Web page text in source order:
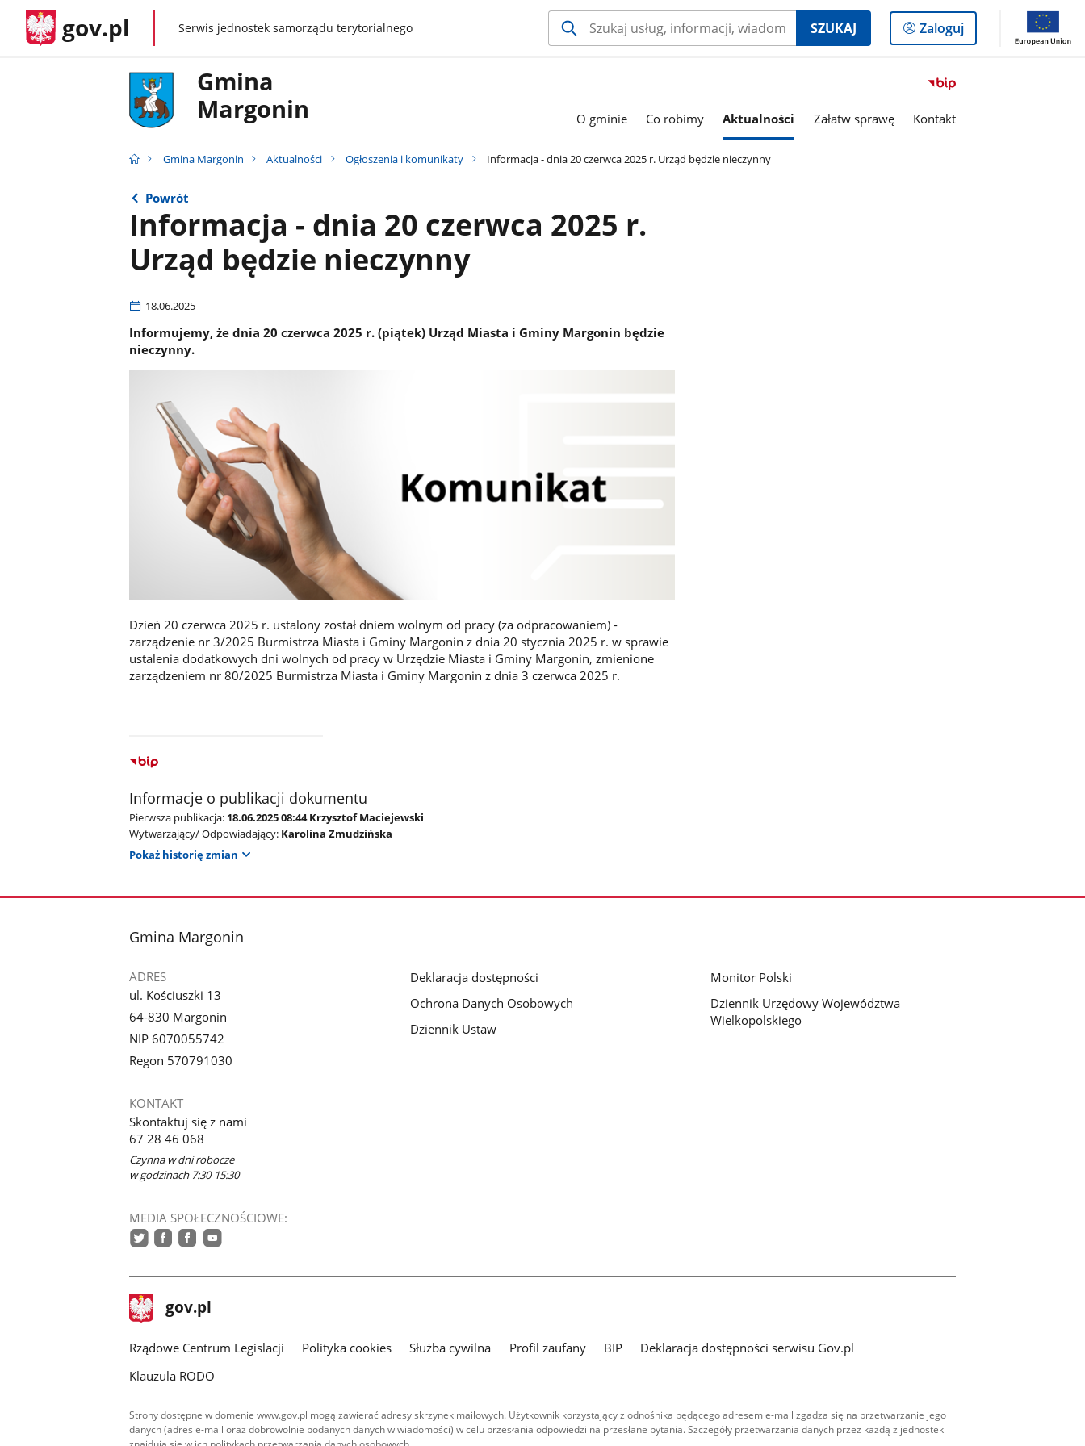
gov.pl gov.plSerwis jednostek samorządu terytorialnego SZUKAJ
Logowanie
do
Zaloguj
Przejdź
serwisu
Gmina
Margonin
O gminie Co robimy Aktualności Załatw sprawę Kontakt
Gmina Margonin Aktualności Ogłoszenia i komunikaty Informacja - dnia 20 czerwca 2025 r. Urząd będzie nieczynny
Powrót
Informacja - dnia 20 czerwca 2025 r.
Urząd będzie nieczynny
18.06.2025
Informujemy, że dnia 20 czerwca 2025 r. (piątek) Urząd Miasta i Gminy Margonin będzie
nieczynny.
Dzień 20 czerwca 2025 r. ustalony został dniem wolnym od pracy (za odpracowaniem) -
zarządzenie nr 3/2025 Burmistrza Miasta i Gminy Margonin z dnia 20 stycznia 2025 r. w sprawie
ustalenia dodatkowych dni wolnych od pracy w Urzędzie Miasta i Gminy Margonin, zmienione
zarządzeniem nr 80/2025 Burmistrza Miasta i Gminy Margonin z dnia 3 czerwca 2025 r.
Informacje o publikacji dokumentu
Pierwsza publikacja: 18.06.2025 08:44 Krzysztof Maciejewski
Wytwarzający/ Odpowiadający: Karolina Zmudzińska
Pokaż historię zmian
stopka
Gmina Margonin
ADRES
ul. Kościuszki 13
64-830 Margonin
NIP 6070055742
Regon 570791030
KONTAKT
Skontaktuj się z nami
67 28 46 068
Czynna w dni robocze
w godzinach 7:30-15:30
MEDIA SPOŁECZNOŚCIOWE:
Deklaracja dostępności
Ochrona Danych Osobowych
Dziennik Ustaw
Monitor Polski
Dziennik Urzędowy Województwa
Wielkopolskiego
stopka
gov.pl Strona
gov.pl
Rządowe Centrum Legislacji Polityka cookies Służba cywilna Profil zaufany BIP
Deklaracja dostępności serwisu Gov.pl
Klauzula RODO
Strony dostępne w domenie www.gov.pl mogą zawierać adresy skrzynek mailowych. Użytkownik korzystający z odnośnika będącego adresem e-mail zgadza się na przetwarzanie jego
danych (adres e-mail oraz dobrowolnie podanych danych w wiadomości) w celu przesłania odpowiedzi na przesłane pytania. Szczegóły przetwarzania danych przez każdą z jednostek